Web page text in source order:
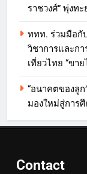
ราชวงศ์” พุ่งท
ททท. ร่วมมือกั
วิชาการและก
เที่ยวไทย “ขา
“อนาคตของลูก
มองใหม่สู่การ
Contact